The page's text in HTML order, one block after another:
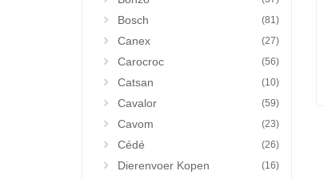
Bosch (81)
Canex (27)
Carocroc (56)
Catsan (10)
Cavalor (59)
Cavom (23)
Cédé (26)
Dierenvoer Kopen (16)